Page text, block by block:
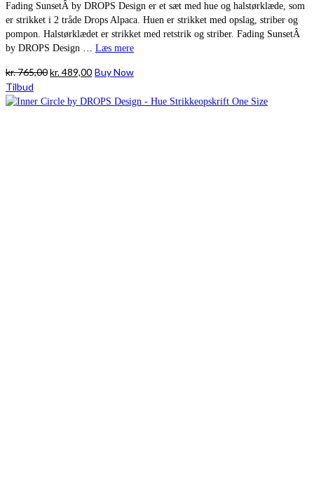
Fading SunsetÂ by DROPS Design er et sæt med hue og halstørklæde, som
er strikket i 2 tråde Drops Alpaca. Huen er strikket med opslag, striber og
pompon. Halstørklædet er strikket med retstrik og striber. Fading SunsetÂ
by DROPS Design … Læs mere
kr.765,00Den
pris
kr.489,00Den
pris
Buy Now
Tilbud